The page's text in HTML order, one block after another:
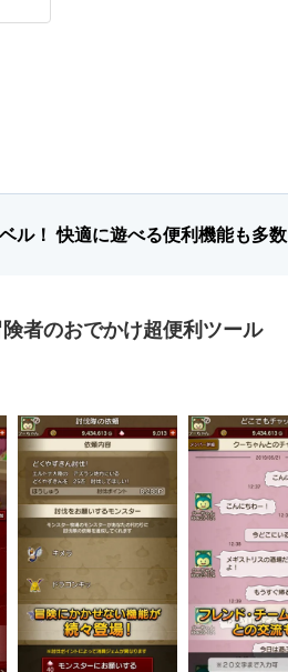
ル！ 快適に遊べる便利機能も多数
者のおでかけ超便利ツール